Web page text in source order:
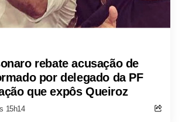
rebate acusação de
por delegado da PF
que expôs Queiroz
15h14